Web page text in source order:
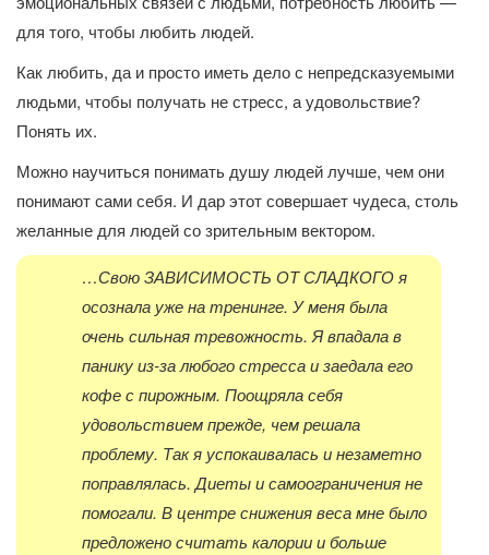
для того, чтобы любить людей.
Как любить, да и просто иметь дело с непредсказуемыми
людьми, чтобы получать не стресс, а удовольствие?
Понять их.
Можно научиться понимать душу людей лучше, чем они
понимают сами себя. И дар этот совершает чудеса, столь
желанные для людей со зрительным вектором.
…Свою ЗАВИСИМОСТЬ ОТ СЛАДКОГО я
осознала уже на тренинге. У меня была
очень сильная тревожность. Я впадала в
панику из-за любого стресса и заедала его
кофе с пирожным. Поощряла себя
удовольствием прежде, чем решала
проблему. Так я успокаивалась и незаметно
поправлялась. Диеты и самоограничения не
помогали. В центре снижения веса мне было
предложено считать калории и больше